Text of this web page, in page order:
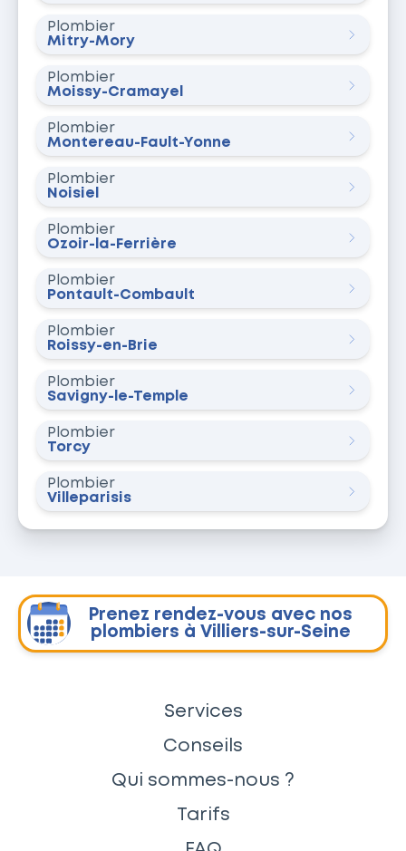
Plombier
Mitry-Mory
Plombier
Moissy-Cramayel
Plombier
Montereau-Fault-Yonne
Plombier
Noisiel
Plombier
Ozoir-la-Ferrière
Plombier
Pontault-Combault
Plombier
Roissy-en-Brie
Plombier
Savigny-le-Temple
Plombier
Torcy
Plombier
Villeparisis
Prenez rendez-vous avec nos
plombiers à Villiers-sur-Seine
Services
Conseils
Qui sommes-nous ?
Tarifs